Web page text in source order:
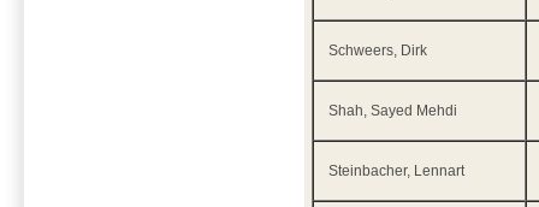
Schweers, Dirk
Shah, Sayed Mehdi
Steinbacher, Lennart